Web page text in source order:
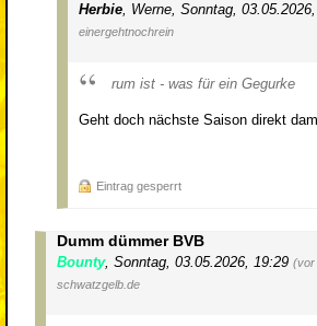
Herbie, Werne, Sonntag,
einergehtnochrein
rum ist - was für ein Gegurke
Geht doch nächste Saison direkt
Eintrag gesperrt
Dumm dümmer BVB
Bounty, Sonntag, 03.05.2026, 19:29 (vor
schwatzgelb.de